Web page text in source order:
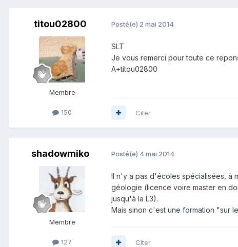
titou02800
Membre
150
Posté(e) 2 mai 2014
SLT
Je vous remerci pour toute ce
A+titou02800
Citer
shadowmiko
Membre
127
Posté(e) 4 mai 2014
Il n'y a pas d'écoles spécialisées, à
géologie (licence voire master en
jusqu'à la L3).
Mais sinon c'est une formation "sur
Citer